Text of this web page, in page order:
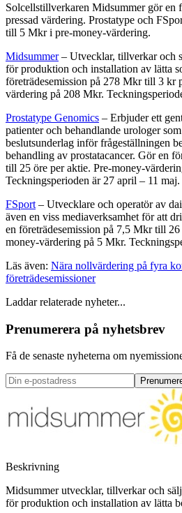
Solcellstillverkaren Midsummer gör en
pressad värdering. Prostatype och
till 5 Mkr i pre-money-värdering.
Midsummer– Utvecklar, tillverkar och
för produktion och installation av lätta
företrädesemission på 278 Mkr till 3 kr
värdering på 208 Mkr.
Prostatype Genomics – Erbjuder ett
patienter och behandlande urologer
beslutsunderlag inför frågeställningen
behandling av prostatacancer. Gör en
till 25 öre per aktie. Pre-money-
Teckningsperioden är 27 april – 11 maj.
FSport – Utvecklare och operatör av
även en viss mediaverksamhet för att
en företrädesemission på 7,5 Mkr till
money-värdering på 5 Mkr.
Läs även: Nära nollvärdering på fyra
företrädesemissioner
Laddar relaterade nyheter...
Prenumerera på nyhetsbrev
Få de senaste nyheterna om
Beskrivning
Midsummer utvecklar, tillverkar och
för produktion och installation av lätta